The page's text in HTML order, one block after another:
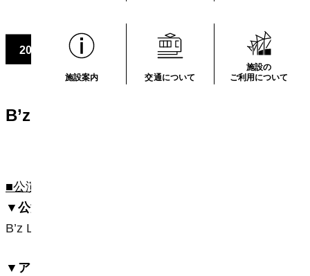
施設案内 交通について
施設の
ご利用について
2026 6.13 （土） （日）
B’z LIVE-GYM 2026 -FYOP＋-
■公演概要■
▼公演名
B’z LIVE-GYM 2026 -FYOP＋-
▼アーティスト